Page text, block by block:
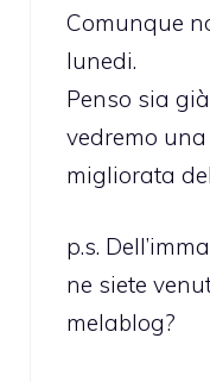
Comunque
lunedi.
Penso sia
vedremo
migliorata
p.s.
ne siete
melablog?